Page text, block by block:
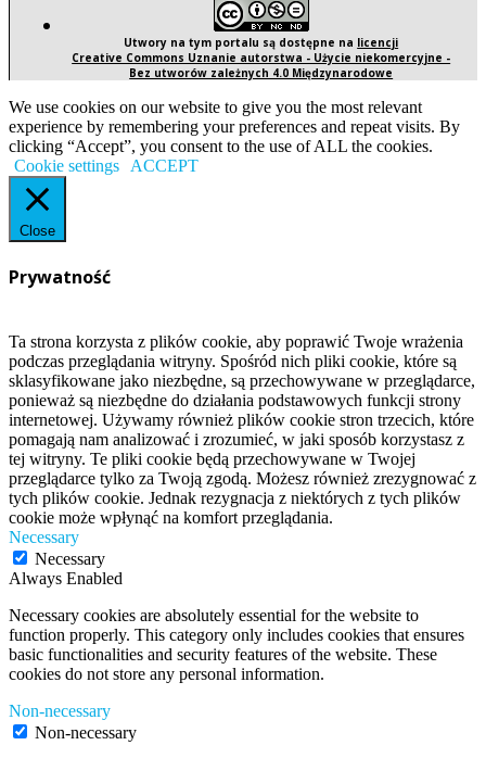
Utwory na tym portalu są dostępne na licencji
Creative Commons Uznanie autorstwa - Użycie niekomercyjne -
Bez utworów zależnych 4.0 Międzynarodowe
We use cookies on our website to give you the most relevant
experience by remembering your preferences and repeat visits. By
clicking “Accept”, you consent to the use of ALL the cookies.
Cookie settings
ACCEPT
Close
Prywatność
Ta strona korzysta z plików cookie, aby poprawić Twoje wrażenia
podczas przeglądania witryny. Spośród nich pliki cookie, które są
sklasyfikowane jako niezbędne, są przechowywane w przeglądarce,
ponieważ są niezbędne do działania podstawowych funkcji strony
internetowej. Używamy również plików cookie stron trzecich, które
pomagają nam analizować i zrozumieć, w jaki sposób korzystasz z
tej witryny. Te pliki cookie będą przechowywane w Twojej
przeglądarce tylko za Twoją zgodą. Możesz również zrezygnować z
tych plików cookie. Jednak rezygnacja z niektórych z tych plików
cookie może wpłynąć na komfort przeglądania.
Necessary
Necessary
Always Enabled
Necessary cookies are absolutely essential for the website to
function properly. This category only includes cookies that ensures
basic functionalities and security features of the website. These
cookies do not store any personal information.
Non-necessary
Non-necessary